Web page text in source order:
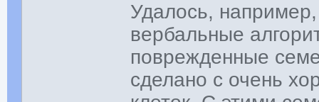
Удалось,
вербальные
поврежденные
сделано с очень